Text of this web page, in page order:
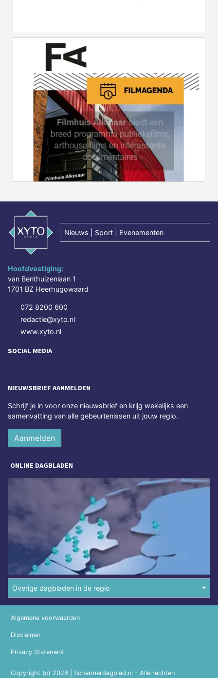
Nieuws | Sport | Evenementen
Hoofdvestiging:
van Benthuizenlaan 1
1701 BZ Heerhugowaard
072 8200 600
redactie@xyto.nl
www.xyto.nl
SOCIAL MEDIA
NIEUWSBRIEF AANMELDEN
Schrijf je in voor onze nieuwsbrief en krijg wekelijks een
samenvatting van alle gebeurtenissen uit jouw regio.
Aanmelden
ONLINE DAGBLADEN
Overige dagbladen in de regio
Copyright (c) 2026 | Schermerdagblad.nl - Alle rechten
Algemene voorwaarden
Disclaimer
Privacy Statement